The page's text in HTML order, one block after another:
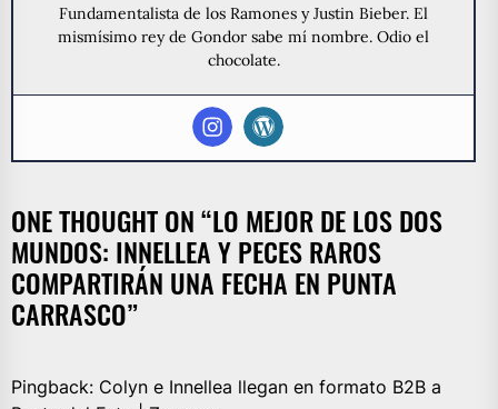
Fundamentalista de los Ramones y Justin Bieber. El
mismísimo rey de Gondor sabe mí nombre. Odio el
chocolate.
ONE THOUGHT ON “LO MEJOR DE LOS DOS
MUNDOS: INNELLEA Y PECES RAROS
COMPARTIRÁN UNA FECHA EN PUNTA
CARRASCO”
Pingback: Colyn e Innellea llegan en formato B2B a